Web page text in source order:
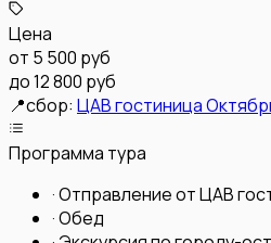
Цена
от 5 500 руб
до 12 800 руб
📍сбор: ЦАВ гостиница
Программа тура
·Отправление от ЦАВ
·Обед